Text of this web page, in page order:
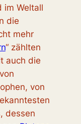
im Weltall
die
mehr
“ zählten
auch die
von
dessen